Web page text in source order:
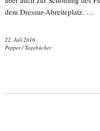
dem Dressur-Abreiteplatz. …
22. Juli 2016
Pepper/Tagebücher